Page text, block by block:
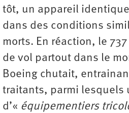
tôt, un appareil
dans des conditions
morts. En réaction, le
de vol partout dans le
Boeing chutait,
traitants, parmi lesquels
d’« équipementiers